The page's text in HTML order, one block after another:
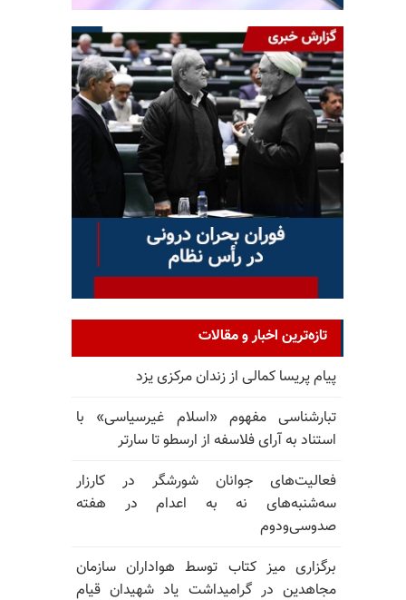
تازه‌ترین اخبار و مقالات
پیام پریسا کمالی از زندان مرکزی یزد
تبارشناسی مفهوم «اسلام غیرسیاسی» با
استناد به آرای فلاسفه از ارسطو تا سارتر
فعالیت‌های جوانان شورشگر در کارزار
سه‌شنبه‌های نه به اعدام در هفته
صدوسی‌و‌دوم
برگزاری میز کتاب توسط هواداران سازمان
مجاهدین در گرامیداشت یاد شهیدان قیام